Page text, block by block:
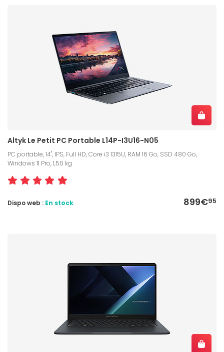
Altyk Le Petit PC Portable L14P-I3U16-N05
PC portable, 14", IPS, Full HD, Core i3 1315U, RAM 16 Go, SSD 480 Go,
Windows 11 Pro, 1,50 kg
899€95
Dispo web : En stock